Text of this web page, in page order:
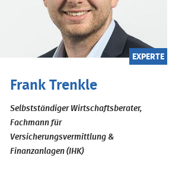
EXPERTE
Frank Trenkle
Selbstständiger Wirtschaftsberater,
Fachmann für
Versicherungsvermittlung &
Finanzanlagen (IHK)